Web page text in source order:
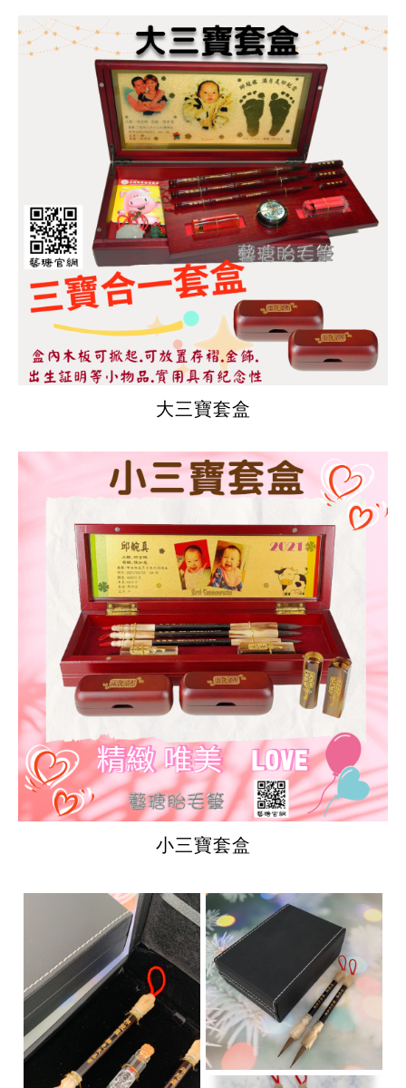
大三寶套盒
小三寶套盒